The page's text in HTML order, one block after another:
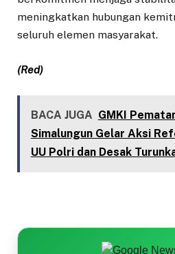
meningkatkan hubungan
seluruh elemen masyarakat.
(Red)
BACA JUGA GMKI
Simalungun Gelar Aksi
UU Polri dan Desak